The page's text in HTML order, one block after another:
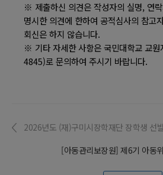
※ 제출하신 의견은 작성자의 실명, 연
명시한 의견에 한하여 공적심사의 참고
회신은 하지 않습니다.
※ 기타 자세한 사항은 국민대학교 교
4845)로 문의하여 주시기 바랍니다.
2026년도 (재)구미시장학재단 장학생 선
[아동관리보장원] 제6기 아동